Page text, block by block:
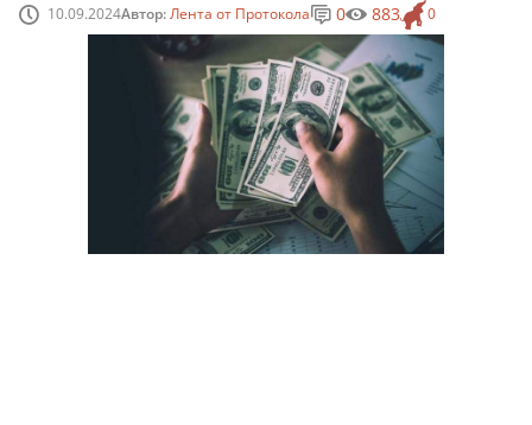
10.09.2024Автор:Лента от Протокола 0
0 883